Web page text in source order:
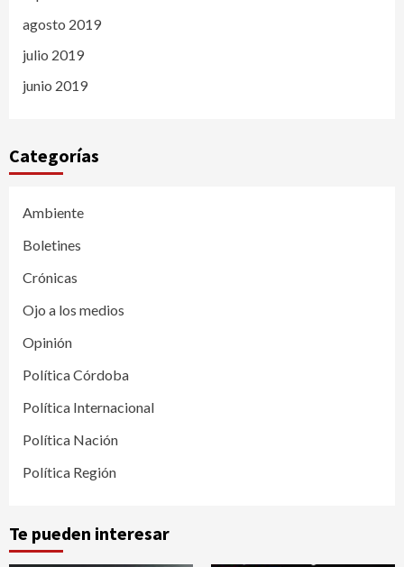
agosto 2019
julio 2019
junio 2019
Categorías
Ambiente
Boletines
Crónicas
Ojo a los medios
Opinión
Política Córdoba
Política Internacional
Política Nación
Política Región
Te pueden interesar